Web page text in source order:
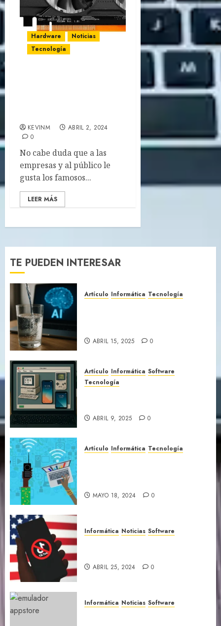
Hardware
Noticias
Tecnología
KEVINM
ABRIL 2, 2024
0
No cabe duda que a las
empresas y al público le
gusta los famosos...
LEER MÁS
TE PUEDEN INTERESAR
Artículo Informática Tecnología
ABRIL 15, 2025 0
Artículo Informática Software
Tecnología
ABRIL 9, 2025 0
Artículo Informática Tecnología
MAYO 18, 2024 0
Informática Noticias Software
ABRIL 25, 2024 0
Informática Noticias Software